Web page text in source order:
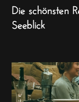
Die schönsten
Seeblick